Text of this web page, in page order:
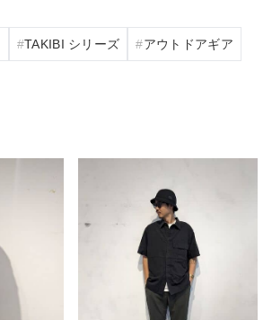
TAKIBI シリーズ アウトドアギア